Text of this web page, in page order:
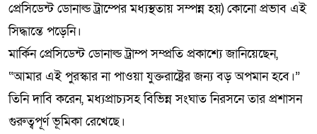
প্রেসিডেন্ট ডোনাল্ড ট্রাম্পের মধ্যস্থতায় সম্পন্ন হয়) কোনো প্রভাব এই
সিদ্ধান্তে পড়েনি।
মার্কিন প্রেসিডেন্ট ডোনাল্ড ট্রাম্প সম্প্রতি প্রকাশ্যে জানিয়েছেন,
“আমার এই পুরস্কার না পাওয়া যুক্তরাষ্ট্রের জন্য বড় অপমান হবে।”
তিনি দাবি করেন, মধ্যপ্রাচ্যসহ বিভিন্ন সংঘাত নিরসনে তার প্রশাসন
গুরুত্বপূর্ণ ভূমিকা রেখেছে।